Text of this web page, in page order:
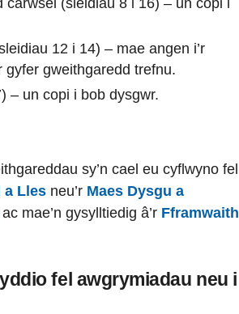
12 i 14) – mae angen i’r
gweithgaredd trefnu.
– un copi i bob dysgwr.
sy’n cael eu cyflwyno fel
a Lles neu’r Maes Dysgu a
ac mae’n gysylltiedig â’r Fframwaith
fel awgrymiadau neu i